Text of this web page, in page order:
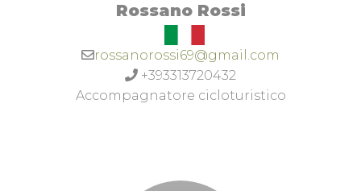
Rossano Rossi
rossanorossi69@gmail.com
+393313720432
Accompagnatore cicloturistico